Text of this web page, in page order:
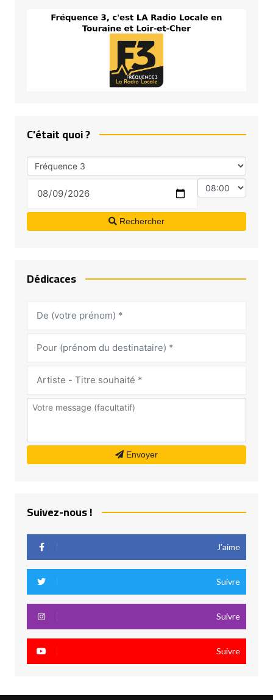
C'était quoi ?
Rechercher
Dédicaces
Envoyer
Suivez-nous !
J’aime
Suivre
Suivre
Suivre